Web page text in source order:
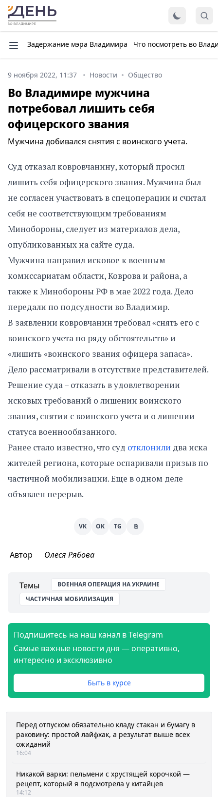
Задержание мэра Владимира Что посмотреть во
9 ноября 2022, 11:37 Новости Общество
Во Владимире мужчина
потребовал лишить себя
офицерского звания
Мужчина добивался снятия с воинского учета.
Суд отказал ковровчанину, который просил
лишить себя офицерского звания. Мужчина был
не согласен участвовать в спецоперации и считал
себя не соответствующим требованиям
Минобороны, следует из материалов дела,
опубликованных на сайте суда.
Мужчина направил исковое к военным
комиссариатам области, Коврова и района, а
также к Минобороны РФ в мае 2022 года. Дело
передали по подсудности во Владимир.
В заявлении ковровчанин требовал «снять его с
воинского учета по ряду обстоятельств» и
«лишить «воинского звания офицера запаса».
Дело рассматривали в отсутствие представителей.
Решение суда – отказать в удовлетворении
исковых требований о лишении воинского
звания, снятии с воинского учета и о лишении
статуса военнообязанного.
Ранее стало известно, что суд отклонили два иска
жителей региона, которые оспаривали призыв по
частичной мобилизации. Еще в одном деле
объявлен перерыв.
VK OK TG ⎘
Автор Олеся Рябова
Темы
ВОЕННАЯ ОПЕРАЦИЯ НА УКРАИНЕ
ЧАСТИЧНАЯ МОБИЛИЗАЦИЯ
Подпишитесь на наш канал в Telegram
Самые важные новости дня — оперативно,
интересно и эксклюзивно
Быть в курсе
Перед отпуском обязательно кладу стакан и бумагу в
раковину: простой лайфхак, а результат выше всех
ожиданий
16:04
Никакой варки: пельмени с хрустящей корочкой —
рецепт, который я подсмотрела у китайцев
14:12